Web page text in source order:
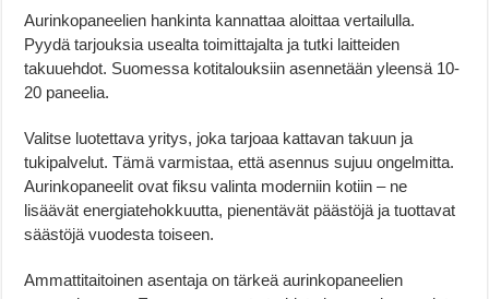
Aurinkopaneelien hankinta kannattaa aloittaa vertailulla.
Pyydä tarjouksia usealta toimittajalta ja tutki laitteiden
takuuehdot. Suomessa kotitalouksiin asennetään yleensä 10-
20 paneelia.
Valitse luotettava yritys, joka tarjoaa kattavan takuun ja
tukipalvelut. Tämä varmistaa, että asennus sujuu ongelmitta.
Aurinkopaneelit ovat fiksu valinta moderniin kotiin – ne
lisäävät energiatehokkuutta, pienentävät päästöjä ja tuottavat
säästöjä vuodesta toiseen.
Ammattitaitoinen asentaja on tärkeä aurinkopaneelien